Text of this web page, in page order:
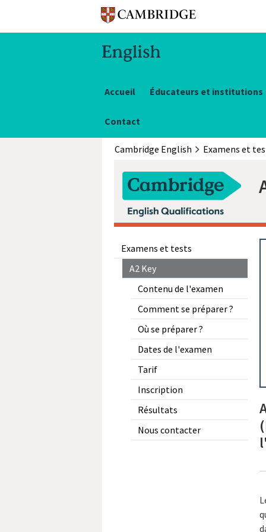
Accueil Éducateurs et institutions
Contact
Cambridge English Examens et
Examens et tests
A2 Key
Contenu de l'examen
Comment se préparer ?
Où se préparer ?
Dates de l'examen
Tarif
Inscription
Résultats
Nous contacter